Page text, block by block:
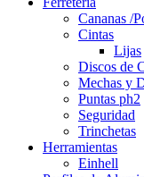
Cananas /
Cintas
Lijas
Discos de
Mechas y
Puntas ph2
Seguridad
Trinchetas
Herramientas
Einhell